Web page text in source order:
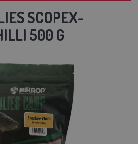
SCOPEX-
500 G